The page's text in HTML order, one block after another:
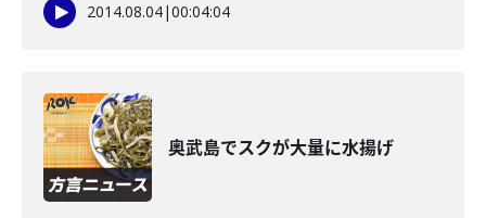
2014.08.04|00:04:04
奥武島でスクが大量に水揚げ